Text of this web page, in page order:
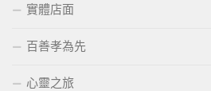
實體店面
百善孝為先
心靈之旅